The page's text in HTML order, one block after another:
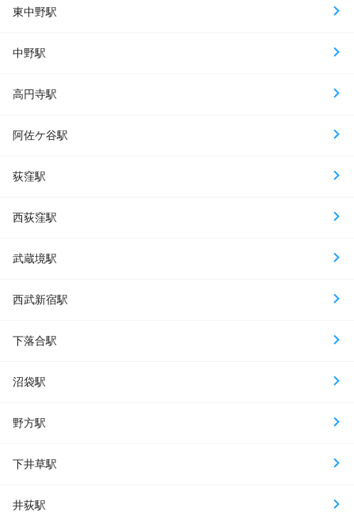
東中野駅
中野駅
高円寺駅
阿佐ケ谷駅
荻窪駅
西荻窪駅
武蔵境駅
西武新宿駅
下落合駅
沼袋駅
野方駅
下井草駅
井荻駅